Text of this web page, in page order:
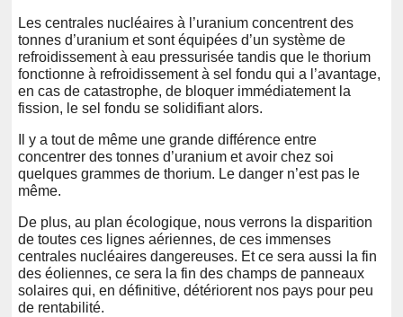
Les centrales nucléaires à l’uranium concentrent des
tonnes d’uranium et sont équipées d’un système de
refroidissement à eau pressurisée tandis que le thorium
fonctionne à refroidissement à sel fondu qui a l’avantage,
en cas de catastrophe, de bloquer immédiatement la
fission, le sel fondu se solidifiant alors.
Il y a tout de même une grande différence entre
concentrer des tonnes d’uranium et avoir chez soi
quelques grammes de thorium. Le danger n’est pas le
même.
De plus, au plan écologique, nous verrons la disparition
de toutes ces lignes aériennes, de ces immenses
centrales nucléaires dangereuses. Et ce sera aussi la fin
des éoliennes, ce sera la fin des champs de panneaux
solaires qui, en définitive, détériorent nos pays pour peu
de rentabilité.